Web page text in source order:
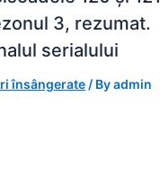
3, rezumat.
serialului
însângerate/ Byadmin